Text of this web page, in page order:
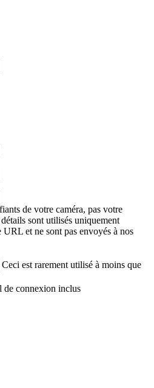
de votre caméra, pas votre
sont utilisés uniquement
et ne sont pas envoyés à nos
Ceci est rarement utilisé à moins que
de connexion inclus